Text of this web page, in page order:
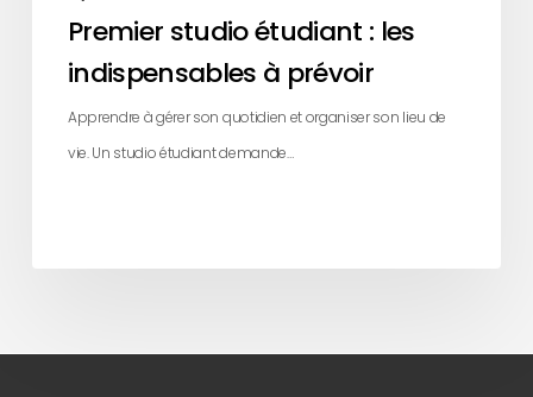
Premier studio étudiant : les
indispensables à prévoir
Apprendre à gérer son quotidien et organiser son lieu de
vie. Un studio étudiant demande…